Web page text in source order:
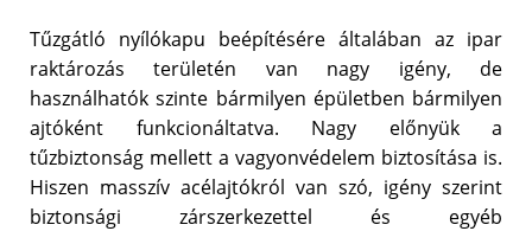
Tűzgátló nyílókapu beépítésére általában az ipar
raktározás területén van nagy igény, de
használhatók szinte bármilyen épületben bármilyen
ajtóként funkcionáltatva. Nagy előnyük a
tűzbiztonság mellett a vagyonvédelem biztosítása is.
Hiszen masszív acélajtókról van szó, igény szerint
biztonsági zárszerkezettel és egyéb